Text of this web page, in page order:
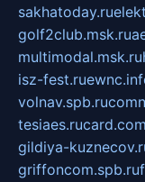
sakhatoday.ru
golf2club.msk.ru
multimodal.msk.ru
isz-fest.ru
volnav.spb.ru
tesiaes.ru
gildiya-
griffoncom.spb.ru